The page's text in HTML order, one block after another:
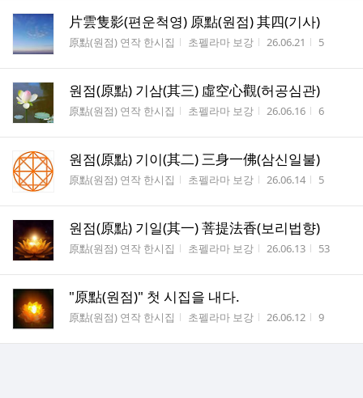
片雲隻影(편운척영) 原點(원점) 其四(기사)
게시판명
原點(원점) 연작 한시집 작성자
초펠라마 보강 작성시간
26.06.21 조회수
5
원점(原點) 기삼(其三) 虛空心觀(허공심관)
게시판명
原點(원점) 연작 한시집 작성자
초펠라마 보강 작성시간
26.06.16 조회수
6
원점(原點) 기이(其二) 三身一佛(삼신일불)
게시판명
原點(원점) 연작 한시집 작성자
초펠라마 보강 작성시간
26.06.14 조회수
5
원점(原點) 기일(其一) 菩提法香(보리법향)
게시판명
原點(원점) 연작 한시집 작성자
초펠라마 보강 작성시간
26.06.13 조회수
53
"原點(원점)" 첫 시집을 내다.
게시판명
原點(원점) 연작 한시집 작성자
초펠라마 보강 작성시간
26.06.12 조회수
9